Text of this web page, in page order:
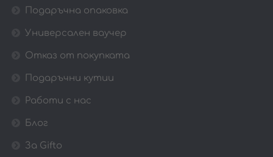
Подаръчна опаковка
Универсален ваучер
Отказ от покупката
Подаръчни кутии
Работи с нас
Блог
За Gifto